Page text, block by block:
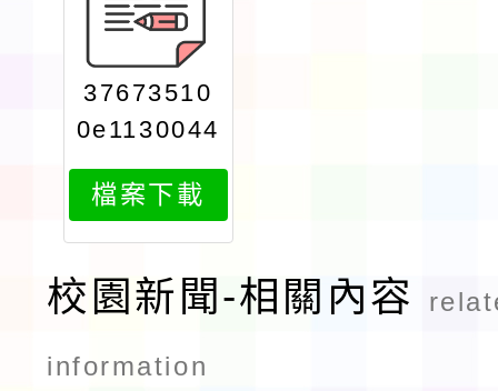
37673510
0e1130044
723attach
1
檔案下載
校園新聞-相關內容
information